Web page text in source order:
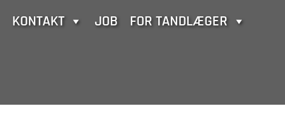
KONTAKT JOB FOR TANDLÆGER